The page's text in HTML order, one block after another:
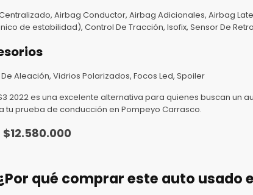
Airbag Conductor, Airbag Adicionales, Airbag
de estabilidad), Control De Tracción, Isofix, Sensor De
Aleación, Vidrios Polarizados, Focos Led, Spoiler
2022 es una excelente alternativa para quienes buscan
tu prueba de conducción en Pompeyo Carrasco.
$12.580.000
qué comprar este auto usado